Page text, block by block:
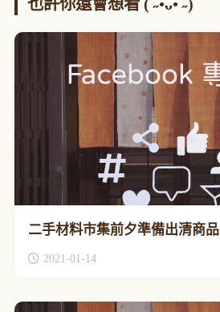
也許你還會想看 ( ˶•ᴗ• ˶)
二手材料市集前夕準備出清商品
2021-01-14